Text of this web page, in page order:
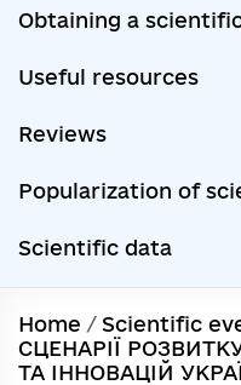
Obtaining a
Useful resources
Reviews
Popularization of
Scientific data
Home / Scientific
СЦЕНАРІЇ
ТА ІННОВАЦІЙ